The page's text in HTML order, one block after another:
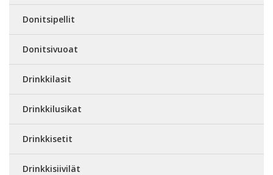
Donitsipellit
Donitsivuoat
Drinkkilasit
Drinkkilusikat
Drinkkisetit
Drinkkisiivilät